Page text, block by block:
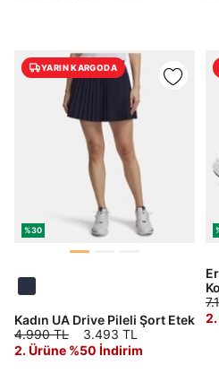
%30
YARIN KARGODA
Kadın UA Drive Pileli Şort Etek
4.990 TL
3.493 TL
2. Ürüne %50 İndirim